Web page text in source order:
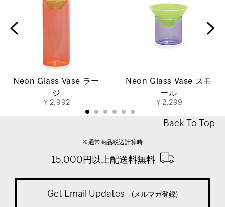
Neon Glass Vase ラー
ジ
￥2,992
Neon Glass Vase スモ
ール
￥2,299
Back To Top
※通常商品税込計算時
15,000円以上配送料無料
Get Email Updates (メルマガ登録)